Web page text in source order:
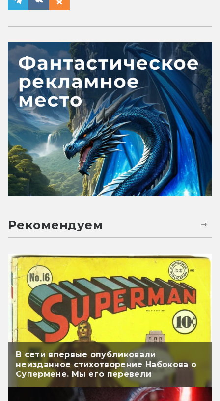
Рекомендуем
В сети впервые опубликовали
неизданное стихотворение Набокова о
Супермене. Мы его перевели